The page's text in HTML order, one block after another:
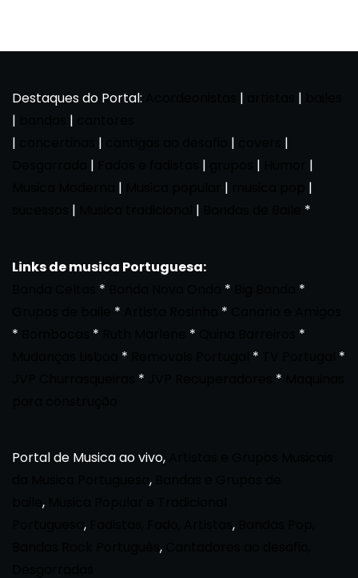
Destaques do Portal: | |
|
|
|
| |
|
| | |
|
| |
|
| | *
Links de musica Portuguesa:
* *
*
* *
*
* *
*
* *
*
* *
Portal de Musica ao vivo,
,
,
, ,
,